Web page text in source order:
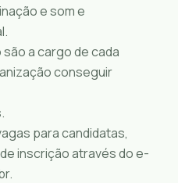
e som e
a cargo de cada
conseguir
para candidatas,
inscrição através do e-